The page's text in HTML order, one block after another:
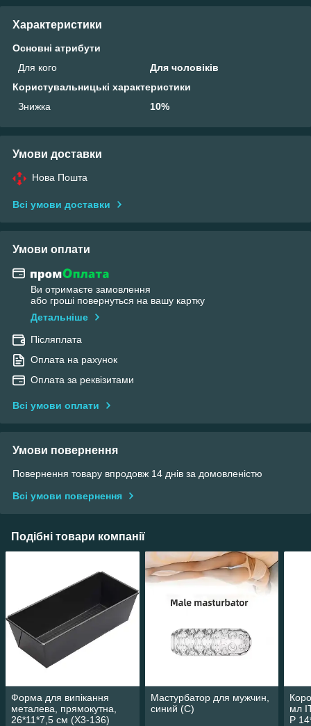
Характеристики
Основні атрибути
Для кого
Для чоловіків
Користувальницькі характеристики
Знижка
10%
Умови доставки
Нова Пошта
Всі умови доставки
Умови оплати
Ви отримаєте замовлення
або гроші повернуться на вашу картку
Детальніше
Післяплата
Оплата на рахунок
Оплата за реквізитами
Всі умови оплати
Умови повернення
Повернення товару впродовж 14 днів за домовленістю
Всі умови повернення
Подібні товари компанії
Форма для випікання
металева, прямокутна,
26*11*7,5 см (X3-136)
Мастурбатор для мужчин,
синий (С)
мл
Р